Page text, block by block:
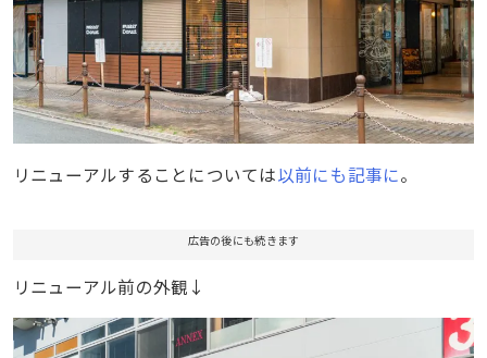
リニューアルすることについては以前にも記事に。
広告の後にも続きます
リニューアル前の外観↓